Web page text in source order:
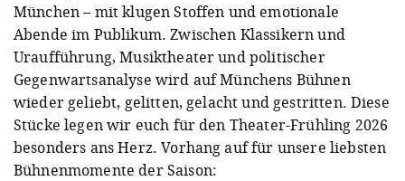
München – mit klugen Stoffen und emotionale
Abende im Publikum. Zwischen Klassikern und
Uraufführung, Musiktheater und politischer
Gegenwartsanalyse wird auf Münchens Bühnen
wieder geliebt, gelitten, gelacht und gestritten. Diese
Stücke legen wir euch für den Theater-Frühling 2026
besonders ans Herz. Vorhang auf für unsere liebsten
Bühnenmomente der Saison: